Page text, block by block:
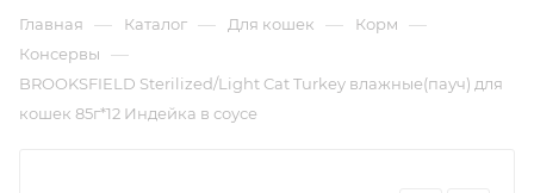
Главная — Каталог — Для кошек — Корм —
Консервы —
BROOKSFIELD Sterilized/Light Cat Turkey влажные(пауч) для
кошек 85г*12 Индейка в соусе